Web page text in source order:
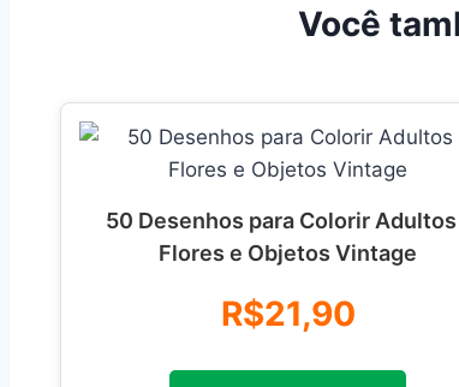
Você
50 Desenhos para Colorir
Flores e Objetos Vintage
R$21,90